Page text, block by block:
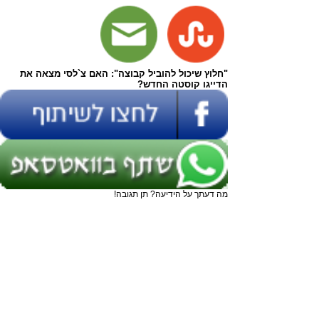
"חלוץ שיכול להוביל קבוצה": האם צ`לסי מצאה את
הדייגו קוסטה החדש?
מה דעתך על הידיעה? תן תגובה!